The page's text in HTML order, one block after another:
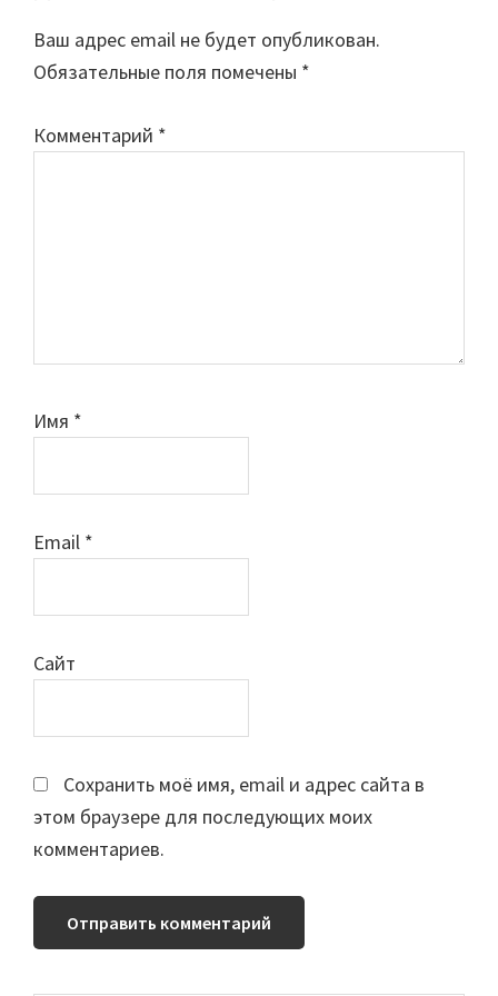
Interactions
Ваш адрес email не будет опубликован.
Обязательные поля помечены *
Комментарий *
Имя *
Email *
Сайт
Сохранить моё имя, email и адрес сайта в
этом браузере для последующих моих
комментариев.